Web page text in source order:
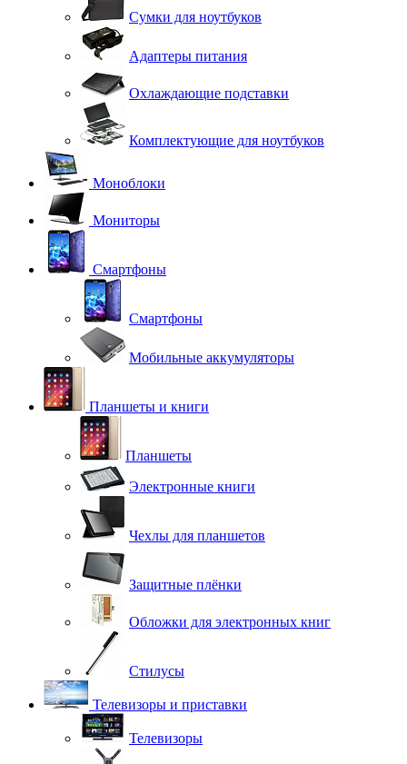
Сумки для ноутбуков
Адаптеры питания
Охлаждающие подставки
Комплектующие для ноутбуков
Моноблоки
Мониторы
Смартфоны
Смартфоны
Мобильные аккумуляторы
Планшеты и книги
Планшеты
Электронные книги
Чехлы для планшетов
Защитные плёнки
Обложки для электронных книг
Стилусы
Телевизоры и приставки
Телевизоры